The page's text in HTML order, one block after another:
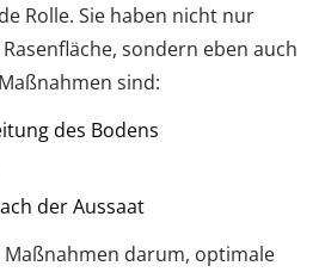
Rolle. Sie haben nicht nur
sondern eben auch
sind:
des Bodens
der Aussaat
Maßnahmen darum, optimale